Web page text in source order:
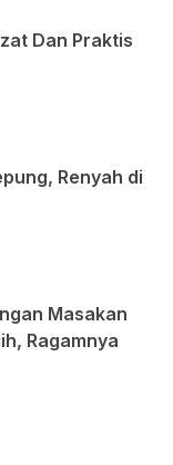
Dan Praktis
Renyah di
Masakan
Ragamnya